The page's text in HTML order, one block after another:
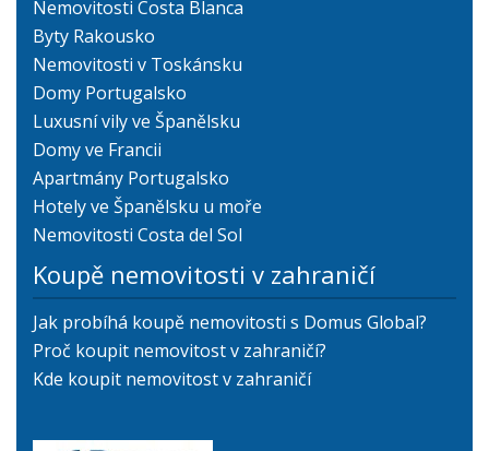
Nemovitosti Costa Blanca
Byty Rakousko
Nemovitosti v Toskánsku
Domy Portugalsko
Luxusní vily ve Španělsku
Domy ve Francii
Apartmány Portugalsko
Hotely ve Španělsku u moře
Nemovitosti Costa del Sol
Koupě nemovitosti v zahraničí
Jak probíhá koupě nemovitosti s Domus Global?
Proč koupit nemovitost v zahraničí?
Kde koupit nemovitost v zahraničí